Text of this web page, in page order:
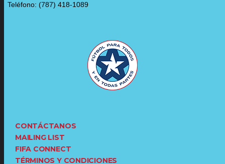
Teléfono: (787) 418-1089
CONTÁCTANOS
MAILING LIST
FIFA CONNECT
TÉRMINOS Y CONDICIONES